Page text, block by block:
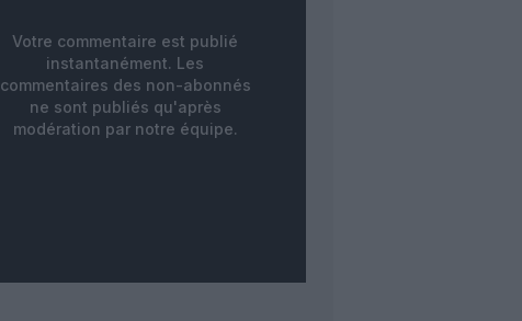
Votre commentaire est publié
instantanément. Les
commentaires des non-abonnés
ne sont publiés qu'après
modération par notre équipe.